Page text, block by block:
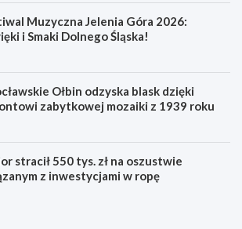
Muzyczna Jelenia Góra 2026:
i Smaki Dolnego Śląska!
Ołbin odzyska blask dzięki
zabytkowej mozaiki z 1939 roku
stracił 550 tys. zł na oszustwie
z inwestycjami w ropę